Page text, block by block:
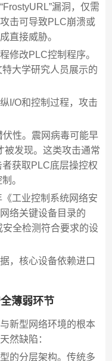
漏洞，仅需
击可导致PLC崩溃或
直接威胁。
修改PLC控制程序。
大学研究人员展示的
I/O和控制过程，攻击
伏性。震网病毒可能早
被发现。这类攻击通常
者获取PLC底层操控权
。
工业控制系统网络安
络关键设备目录的
安全检测符合要求的设
，核心设备依赖进口
薄弱环节
新型网络环境的根本
然缺陷：
的分层架构。传统多